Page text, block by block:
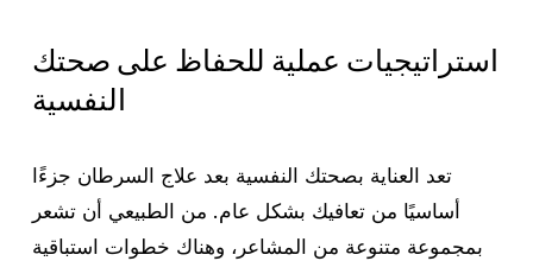
استراتيجيات عملية للحفاظ على صحتك
النفسية
تعد العناية بصحتك النفسية بعد علاج السرطان جزءًا
أساسيًا من تعافيك بشكل عام. من الطبيعي أن تشعر
بمجموعة متنوعة من المشاعر، وهناك خطوات استباقية